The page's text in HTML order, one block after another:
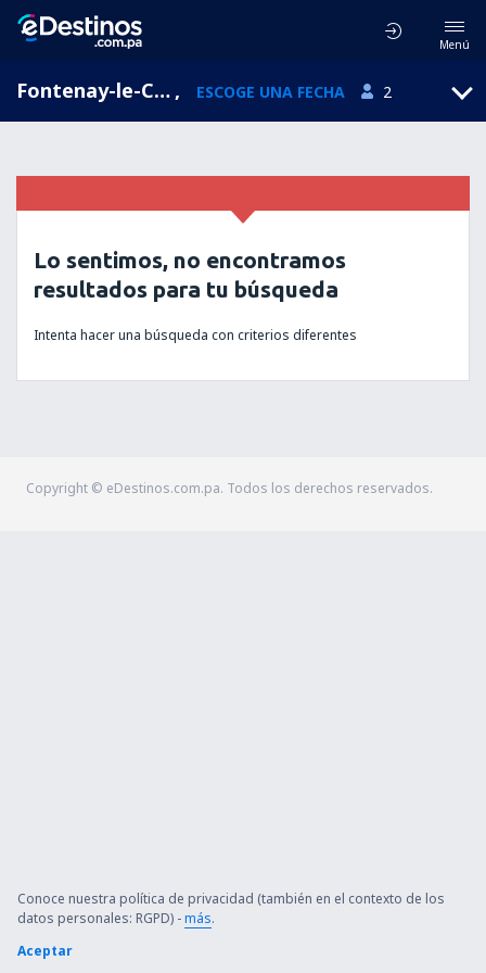
Menú
Fontenay-le-Comte, Pays de la Loire, Francia , ESCOGE UNA FECHA 2
Lo sentimos, no encontramos
resultados para tu búsqueda
Intenta hacer una búsqueda con criterios diferentes
Copyright © eDestinos.com.pa. Todos los derechos reservados.
Conoce nuestra política de privacidad (también en el contexto de los
datos personales: RGPD) -más.
Aceptar